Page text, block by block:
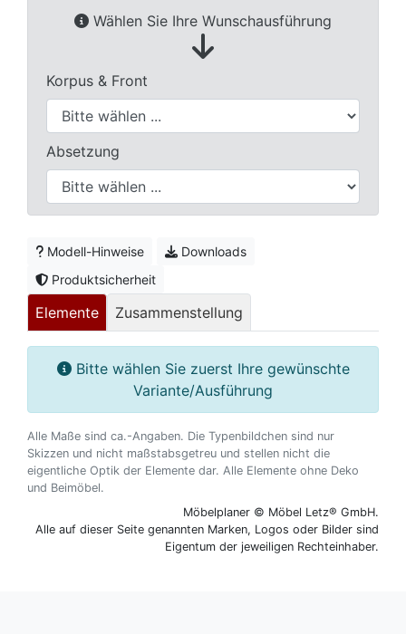
Wählen Sie Ihre Wunschausführung
Korpus & Front
Absetzung
Modell-Hinweise
Downloads
Produktsicherheit
Elemente Zusammenstellung
Bitte wählen Sie zuerst Ihre gewünschte
Variante/Ausführung
Alle Maße sind ca.-Angaben. Die Typenbildchen sind nur
Skizzen und nicht maßstabsgetreu und stellen nicht die
eigentliche Optik der Elemente dar. Alle Elemente ohne Deko
und Beimöbel.
Möbelplaner © Möbel Letz® GmbH.
Alle auf dieser Seite genannten Marken, Logos oder Bilder sind
Eigentum der jeweiligen Rechteinhaber.